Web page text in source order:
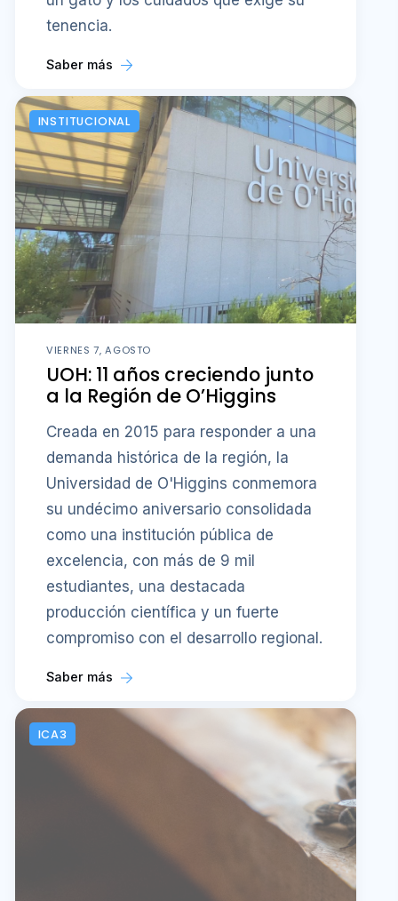
tenencia.
Saber más
INSTITUCIONAL
VIERNES 7, AGOSTO
UOH: 11 años creciendo junto
a la Región de O’Higgins
Creada en 2015 para responder a una
demanda histórica de la región, la
Universidad de O'Higgins conmemora
su undécimo aniversario consolidada
como una institución pública de
excelencia, con más de 9 mil
estudiantes, una destacada
producción científica y un fuerte
compromiso con el desarrollo regional.
Saber más
ICA3